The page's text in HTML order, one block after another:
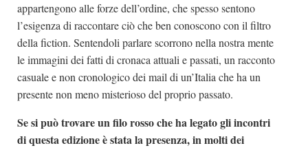
appartengono alle forze dell’ordine, che spesso sentono
l’esigenza di raccontare ciò che ben conoscono con il filtro
della fiction. Sentendoli parlare scorrono nella nostra mente
le immagini dei fatti di cronaca attuali e passati, un racconto
casuale e non cronologico dei mail di un’Italia che ha un
presente non meno misterioso del proprio passato.
Se si può trovare un filo rosso che ha legato gli incontri
di questa edizione è stata la presenza, in molti dei